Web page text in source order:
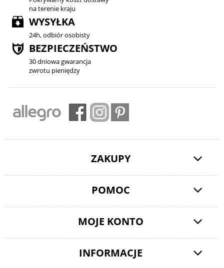
na terenie kraju
WYSYŁKA
24h, odbiór osobisty
BEZPIECZEŃSTWO
30 dniowa gwarancja
zwrotu pieniędzy
ZAKUPY
POMOC
MOJE KONTO
INFORMACJE